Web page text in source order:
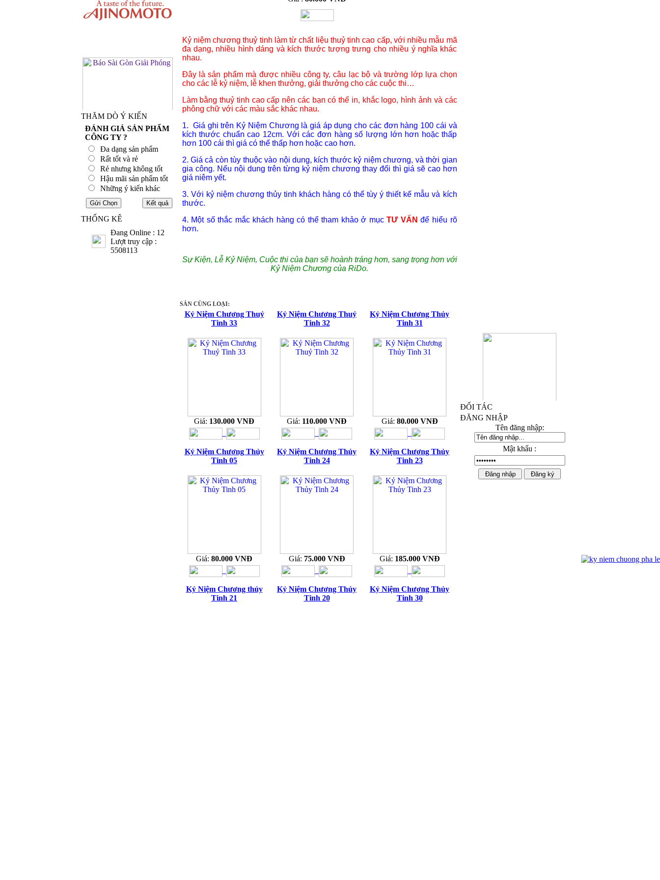
THĂM DÒ Ý KIẾN
ĐÁNH GIÁ SẢN PHẨM
CÔNG TY ?
Đa dạng sản phẩm
Rất tốt và rẻ
Rẻ nhưng không tốt
Hậu mãi sản phẩm tốt
Những ý kiến khác
THỐNG KÊ
Đang Online : 12
Lượt truy cập :
5508113
Kỷ niệm chương thuỷ tinh làm từ chất liệu thuỷ tinh cao cấp, với nhiều mẫu mã
đa dạng, nhiều hình dáng và kích thước tượng trưng cho nhiều ý nghĩa khác
nhau.
Đây là sản phẩm mà được nhiều công ty, câu lạc bộ và trường lớp lựa chọn
cho các lễ kỷ niệm, lễ khen thưởng, giải thưởng cho các cuộc thi…
Làm bằng thuỷ tinh cao cấp nên các bạn có thể in, khắc logo, hình ảnh và các
phông chữ với các màu sắc khác nhau.
1. Giá ghi trên Kỷ Niệm Chương là giá áp dụng cho các đơn hàng 100 cái và
kích thước chuẩn cao 12cm. Với các đơn hàng số lượng lớn hơn hoặc thấp
hơn 100 cái thì giá có thể thấp hơn hoặc cao hơn.
2. Giá cả còn tùy thuộc vào nội dung, kích thước kỷ niệm chương, và thời gian
gia công. Nếu nội dung trên từng kỷ niệm chương thay đổi thì giá sẽ cao hơn
giá niêm yết.
3. Với kỷ niệm chương thủy tinh khách hàng có thể tùy ý thiết kế mẫu và kích
thước.
4. Một số thắc mắc khách hàng có thể tham khảo ở mụcTƯ VẤN để hiểu rõ
hơn.
Sự Kiện, Lễ Kỷ Niệm, Cuộc thi của bạn sẽ hoành tráng hơn, sang trọng hơn với
Kỷ Niệm Chương của RiDo.
SẢN CÙNG LOẠI:
Kỷ Niệm Chương Thuỷ
Tinh 33
Giá: 130.000 VNĐ
Kỷ Niệm Chương Thuỷ
Tinh 32
Giá: 110.000 VNĐ
Kỷ Niệm Chương Thủy
Tinh 31
Giá: 80.000 VNĐ
Kỷ Niệm Chương Thủy
Tinh 05
Giá: 80.000 VNĐ
Kỷ Niệm Chương Thủy
Tinh 24
Giá: 75.000 VNĐ
Kỷ Niệm Chương Thủy
Tinh 23
Giá: 185.000 VNĐ
Kỷ Niệm Chương thủy
Tinh 21
Kỷ Niệm Chương Thủy
Tinh 20
Kỷ Niệm Chương Thủy
Tinh 30
Kỷ Niệm Chương Đồng 03
ĐỐI TÁC
ĐĂNG NHẬP
Tên đăng nhập:
Mật khẩu :